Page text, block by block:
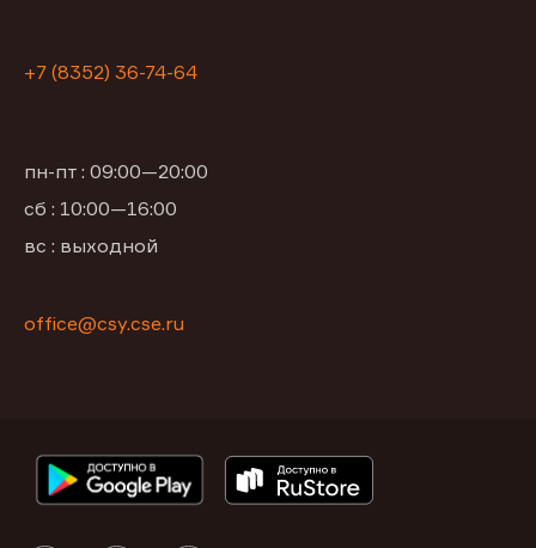
+7 (8352) 36-74-64
пн-пт : 09:00—20:00
сб : 10:00—16:00
вс : выходной
office@csy.cse.ru